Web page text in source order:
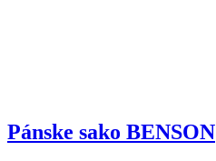
Pánske sako BENSON